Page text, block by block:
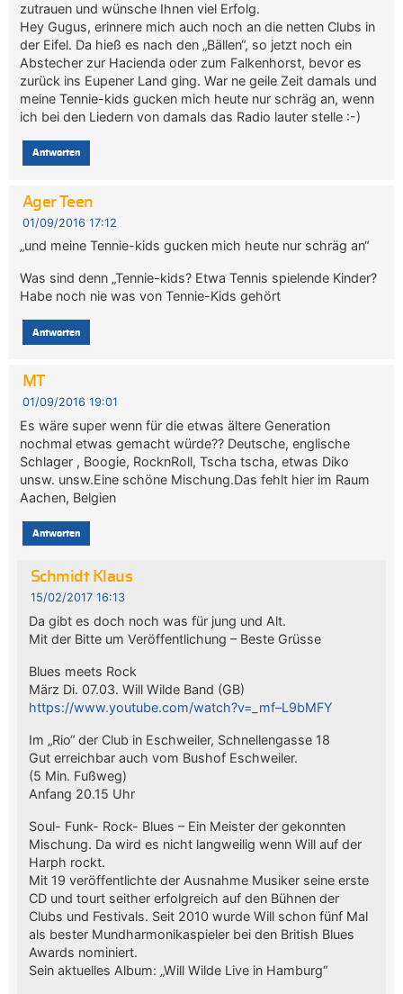
zutrauen und wünsche Ihnen viel Erfolg.
Hey Gugus, erinnere mich auch noch an die netten Clubs in
der Eifel. Da hieß es nach den „Bällen“, so jetzt noch ein
Abstecher zur Hacienda oder zum Falkenhorst, bevor es
zurück ins Eupener Land ging. War ne geile Zeit damals und
meine Tennie-kids gucken mich heute nur schräg an, wenn
ich bei den Liedern von damals das Radio lauter stelle :-)
Antworten
Ager Teen
01/09/2016 17:12
„und meine Tennie-kids gucken mich heute nur schräg an“
Was sind denn „Tennie-kids? Etwa Tennis spielende Kinder?
Habe noch nie was von Tennie-Kids gehört
Antworten
MT
01/09/2016 19:01
Es wäre super wenn für die etwas ältere Generation
nochmal etwas gemacht würde?? Deutsche, englische
Schlager , Boogie, RocknRoll, Tscha tscha, etwas Diko
unsw. unsw.Eine schöne Mischung.Das fehlt hier im Raum
Aachen, Belgien
Antworten
Schmidt Klaus
15/02/2017 16:13
Da gibt es doch noch was für jung und Alt.
Mit der Bitte um Veröffentlichung – Beste Grüsse
Blues meets Rock
März Di. 07.03. Will Wilde Band (GB)
https://www.youtube.com/watch?v=_mf–L9bMFY
Im „Rio“ der Club in Eschweiler, Schnellengasse 18
Gut erreichbar auch vom Bushof Eschweiler.
(5 Min. Fußweg)
Anfang 20.15 Uhr
Soul- Funk- Rock- Blues – Ein Meister der gekonnten
Mischung. Da wird es nicht langweilig wenn Will auf der
Harph rockt.
Mit 19 veröffentlichte der Ausnahme Musiker seine erste
CD und tourt seither erfolgreich auf den Bühnen der
Clubs und Festivals. Seit 2010 wurde Will schon fünf Mal
als bester Mundharmonikaspieler bei den British Blues
Awards nominiert.
Sein aktuelles Album: „Will Wilde Live in Hamburg“